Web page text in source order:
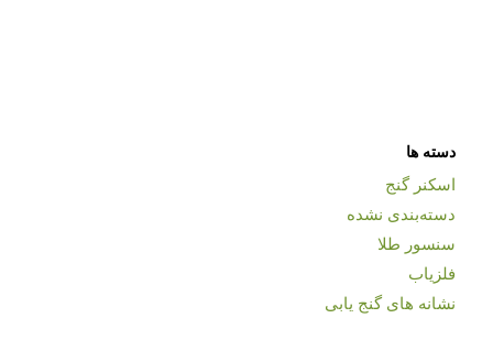
دسته ها
اسکنر گنج
دسته‌بندی نشده
سنسور طلا
فلزیاب
نشانه های گنج یابی